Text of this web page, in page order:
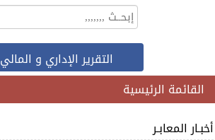
التقرير الإداري و المالي
القائمة الرئيسية
أخبـار المعابـر